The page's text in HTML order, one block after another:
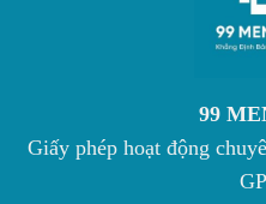
99
Giấy phép hoạt động